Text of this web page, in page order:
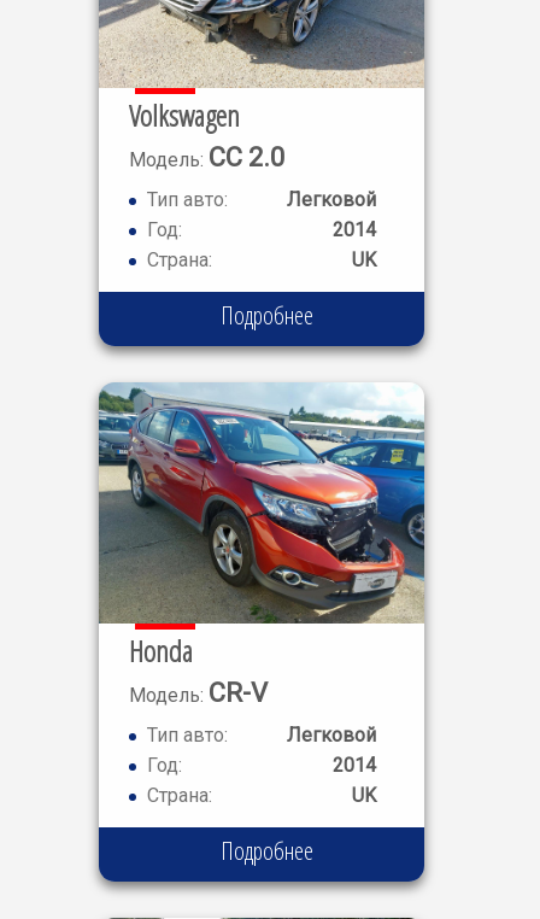
Volkswagen
Модель: CC 2.0
TDI 177
Тип авто:
Легковой
Год:
2014
Страна:
UK
Подробнее
Honda
Модель: CR-V
I-VTEC
Тип авто:
Легковой
Год:
2014
Страна:
UK
Подробнее